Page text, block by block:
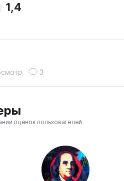
1,4
3
оценок пользователей